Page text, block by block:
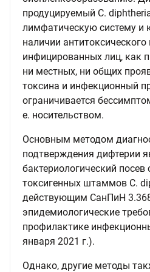
продуцируемый С.
лимфатическую систему и
наличии
инфицированных лиц, как
ни местных, ни общих
токсина и инфекционный
ограничивается
е. носительством.
Основным методом
подтверждения дифтерии
бактериологический
токсигенных штаммов C.
действующим СанПиН
эпидемиологические
профилактике
января 2021 г.).
Однако, другие методы